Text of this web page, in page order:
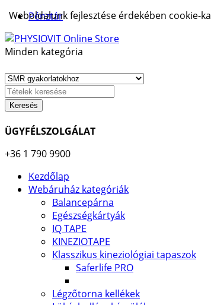
Pénztár
Minden kategória
Keresés
ÜGYFÉLSZOLGÁLAT
+36 1 790 9900
Kezdőlap
Webáruház kategóriák
Balancepárna
Egészségkártyák
IQ TAPE
KINEZIOTAPE
Klasszikus kineziológiai tapaszok
Saferlife PRO
Légzőtorna kellékek
Weboldalunk fejlesztése érdekében cookie-